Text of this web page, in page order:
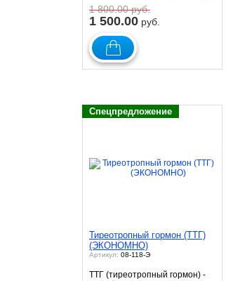
1 800.00руб.
1 500.00 руб.
Спецпредложение
Тиреотропный гормон (ТТГ)
(ЭКОНОМНО)
Артикул: 08-118-Э
ТТГ (тиреотропный гормон) -